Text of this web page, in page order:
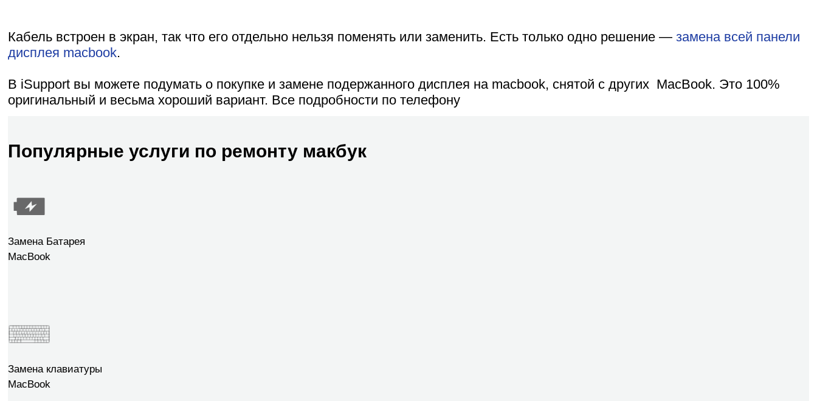
Кабель встроен в экран, так что его отдельно нельзя поменять или заменить. Есть только одно решение — замена всей панели
дисплея macbook.
В iSupport вы можете подумать о покупке и замене подержанного дисплея на macbook, снятой с других MacBook. Это 100%
оригинальный и весьма хороший вариант. Все подробности по телефону
Популярные услуги по ремонту макбук
Замена Батарея
MacBook
Замена клавиатуры
MacBook